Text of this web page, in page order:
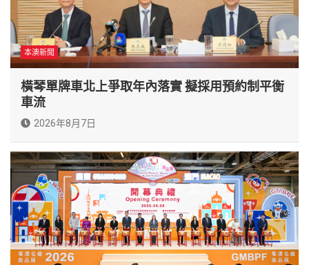
本澳新聞
橫琴單牌車北上爭取年內落實 擬採用預約制平衡
車流
2026年8月7日